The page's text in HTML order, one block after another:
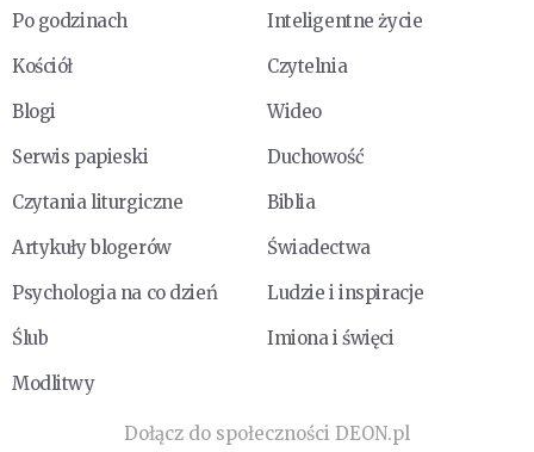
Po godzinach
Inteligentne życie
Kościół
Czytelnia
Blogi
Wideo
Serwis papieski
Duchowość
Czytania liturgiczne
Biblia
Artykuły blogerów
Świadectwa
Psychologia na co dzień
Ludzie i inspiracje
Ślub
Imiona i święci
Modlitwy
Dołącz do społeczności DEON.pl